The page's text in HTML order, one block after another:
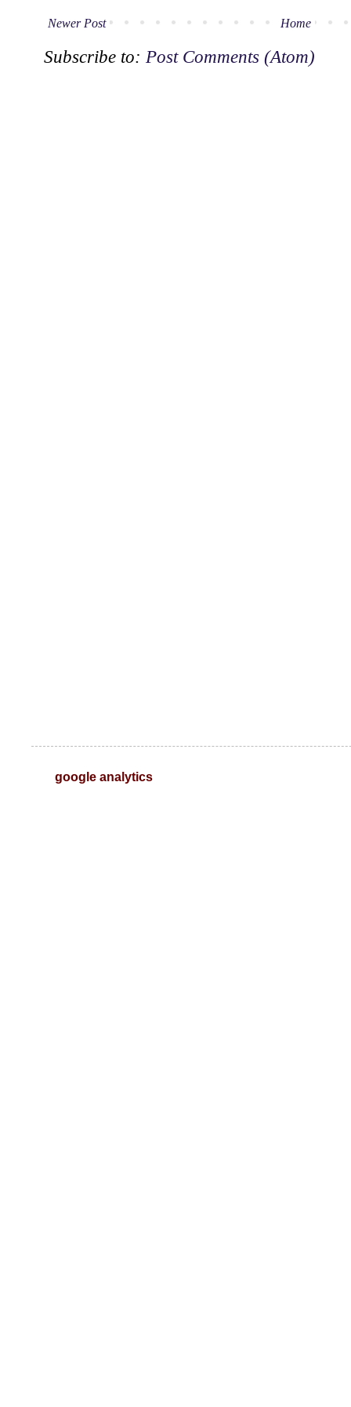
Newer Post Home
Subscribe to: Post Comments (Atom)
google analytics